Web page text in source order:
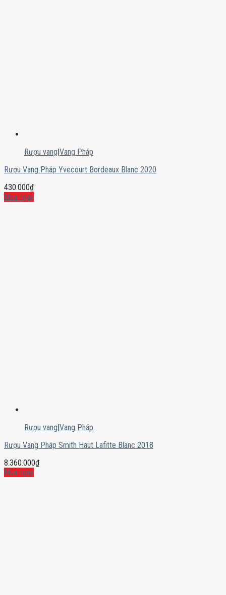
Rượu vang|Vang Pháp
Rượu Vang Pháp Yvecourt Bordeaux Blanc 2020
430.000₫
Mua ngay
Rượu vang|Vang Pháp
Rượu Vang Pháp Smith Haut Lafitte Blanc 2018
8.360.000₫
Mua ngay